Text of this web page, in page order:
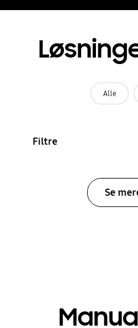
Alle
Filtre
Se